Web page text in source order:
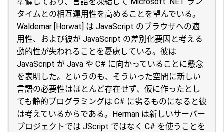
タイムとの相互運用性を高めることを望んでいる。
Waldemar [Horwat] は JavaScript のブラウザへの適
用性、および彼が JavaScript の差別化要因と考える
動的性が失われることを憂慮している。彼は
JavaScript が Java や C# に向かっていることに懸念
を表明した。というのも、そういった空間に新しい
言語の必要性はほとんど存在せず、仮に作ったとし
ても静的プログラミングは C# に劣るものになると彼
は考えているからである。Herman は新しいサーバー
プロジェクトでは JScript ではなく C# を使うことを